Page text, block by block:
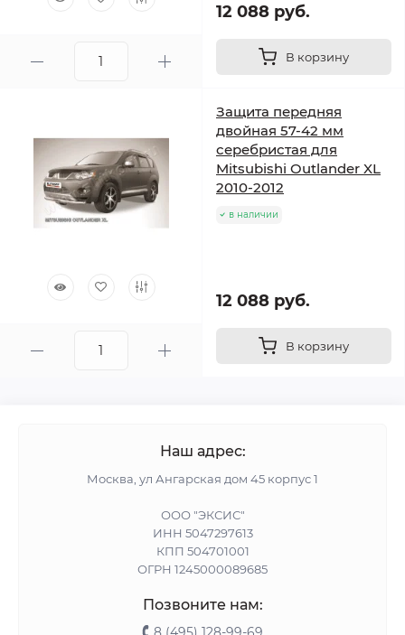
12 088 руб.
В корзину
Защита передняя
двойная 57-42 мм
серебристая для
Mitsubishi Outlander XL
2010-2012
в наличии
12 088 руб.
В корзину
Наш адрес:
Москва, ул Ангарская дом 45 корпус 1
ООО "ЭКСИС"
ИНН 5047297613
КПП 504701001
ОГРН 1245000089685
Позвоните нам: